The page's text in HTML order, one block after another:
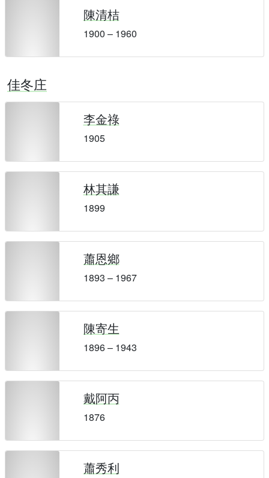
陳清桔
1900 – 1960
佳冬庄
李金祿
1905
林其謙
1899
蕭恩鄉
1893 – 1967
陳寄生
1896 – 1943
戴阿丙
1876
蕭秀利